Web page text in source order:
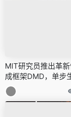
MIT研究员推出革
成框架DMD，单步
图像速度提升30倍